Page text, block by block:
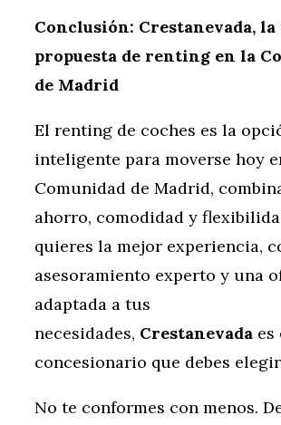
Conclusión: Crestanevada,
propuesta de renting en la
de Madrid
El renting de coches es la
inteligente para moverse hoy
Comunidad de Madrid,
ahorro, comodidad y
quieres la mejor experiencia,
asesoramiento experto y una
adaptada a tus
necesidades, Crestanevada es
concesionario que debes
No te conformes con menos.